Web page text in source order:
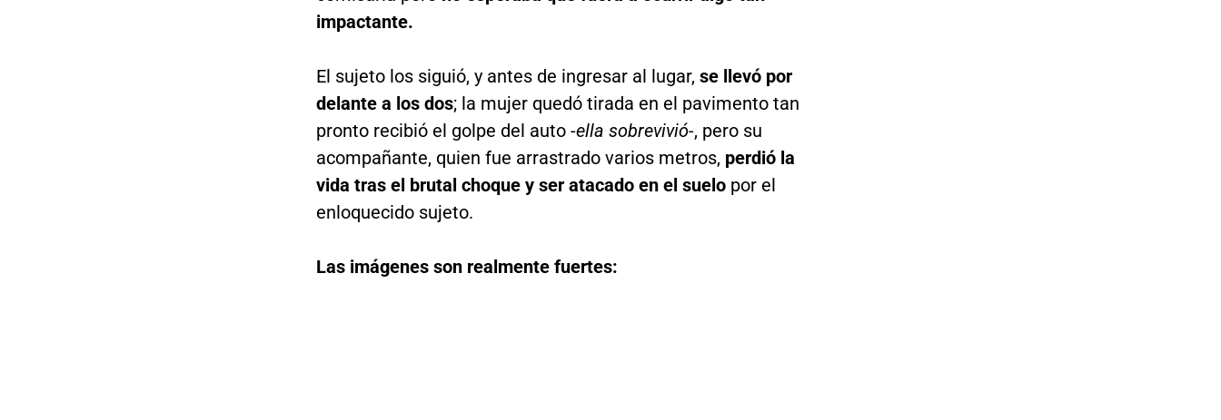
impactante.
El sujeto los siguió, y antes de ingresar al lugar, se llevó por
delante a los dos; la mujer quedó tirada en el pavimento tan
pronto recibió el golpe del auto -ella sobrevivió-, pero su
acompañante, quien fue arrastrado varios metros, perdió la
vida tras el brutal choque y ser atacado en el suelo por el
enloquecido sujeto.
Las imágenes son realmente fuertes: